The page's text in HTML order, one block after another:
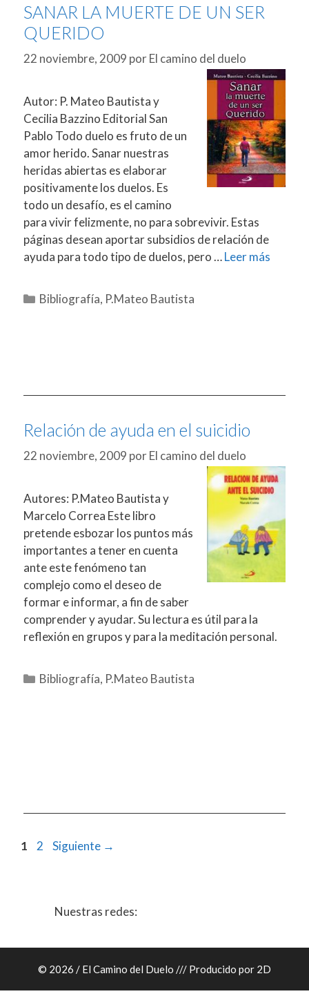
SANAR LA MUERTE DE UN SER
QUERIDO
22 noviembre, 2009 porEl camino del duelo
Autor: P. Mateo Bautista y
Cecilia Bazzino Editorial San
Pablo Todo duelo es fruto de un
amor herido. Sanar nuestras
heridas abiertas es elaborar
positivamente los duelos. Es
todo un desafío, es el camino
para vivir felizmente, no para sobrevivir. Estas
páginas desean aportar subsidios de relación de
ayuda para todo tipo de duelos, pero …Leer más
Categorías
Bibliografía, P.Mateo Bautista
Relación de ayuda en el suicidio
22 noviembre, 2009 porEl camino del duelo
Autores: P.Mateo Bautista y
Marcelo Correa Este libro
pretende esbozar los puntos más
importantes a tener en cuenta
ante este fenómeno tan
complejo como el deseo de
formar e informar, a fin de saber
comprender y ayudar. Su lectura es útil para la
reflexión en grupos y para la meditación personal.
Categorías
Bibliografía, P.Mateo Bautista
Página
1 Página
2 Siguiente →
Nuestras redes:
© 2026 / El Camino del Duelo /// Producido por 2D